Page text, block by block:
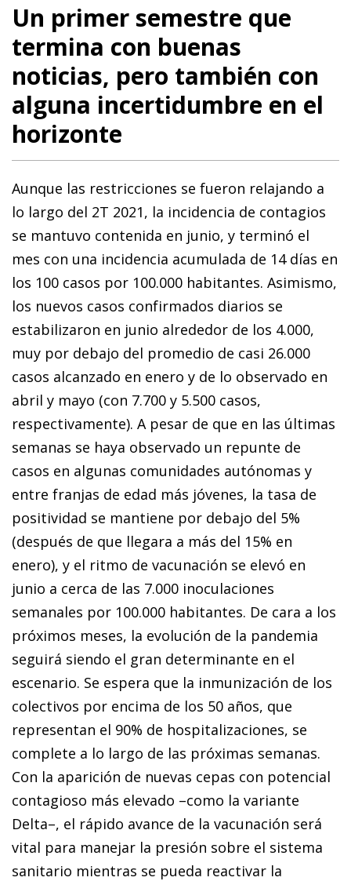
Un primer semestre que
termina con buenas
noticias, pero también con
alguna incertidumbre en el
horizonte
Aunque las restricciones se fueron relajando a
lo largo del 2T 2021, la incidencia de contagios
se mantuvo contenida en junio, y terminó el
mes con una incidencia acumulada de 14 días en
los 100 casos por 100.000 habitantes. Asimismo,
los nuevos casos confirmados diarios se
estabilizaron en junio alrededor de los 4.000,
muy por debajo del promedio de casi 26.000
casos alcanzado en enero y de lo observado en
abril y mayo (con 7.700 y 5.500 casos,
respectivamente). A pesar de que en las últimas
semanas se haya observado un repunte de
casos en algunas comunidades autónomas y
entre franjas de edad más jóvenes, la tasa de
positividad se mantiene por debajo del 5%
(después de que llegara a más del 15% en
enero), y el ritmo de vacunación se elevó en
junio a cerca de las 7.000 inoculaciones
semanales por 100.000 habitantes. De cara a los
próximos meses, la evolución de la pandemia
seguirá siendo el gran determinante en el
escenario. Se espera que la inmunización de los
colectivos por encima de los 50 años, que
representan el 90% de hospitalizaciones, se
complete a lo largo de las próximas semanas.
Con la aparición de nuevas cepas con potencial
contagioso más elevado –como la variante
Delta–, el rápido avance de la vacunación será
vital para manejar la presión sobre el sistema
sanitario mientras se pueda reactivar la